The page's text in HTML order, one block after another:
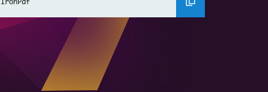
CSS and JavaScript.
is set as the file location to